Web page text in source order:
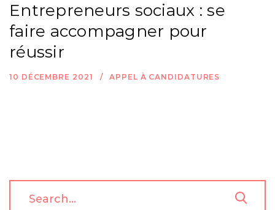
Entrepreneurs sociaux : se
faire accompagner pour
réussir
10 DÉCEMBRE 2021 APPEL À CANDIDATURES